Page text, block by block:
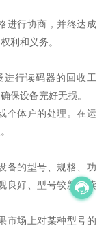
进行协商，并终达成
利和义务。
进行读码器的回收工
保设备完好无损。
个体户的处理。在运
备的型号、规格、功
良好、型号较新的读
市场上对某种型号的